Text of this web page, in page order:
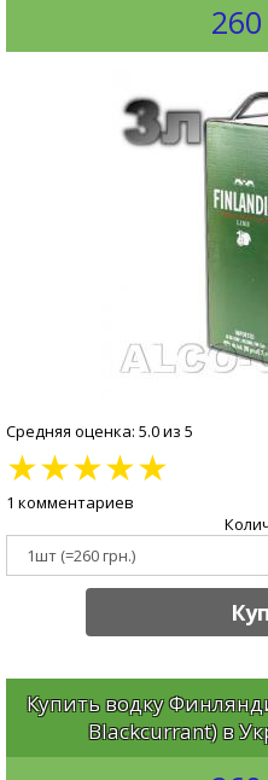
Средняя оценка: 5.0 из 5
★★★★★
1 комментариев
Купить водку
Blackcurrant) в